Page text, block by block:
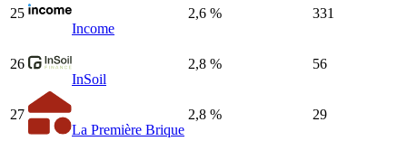
25
Income
2,6 % 331
26
InSoil
2,8 % 56
27
La Première Brique
2,8 % 29